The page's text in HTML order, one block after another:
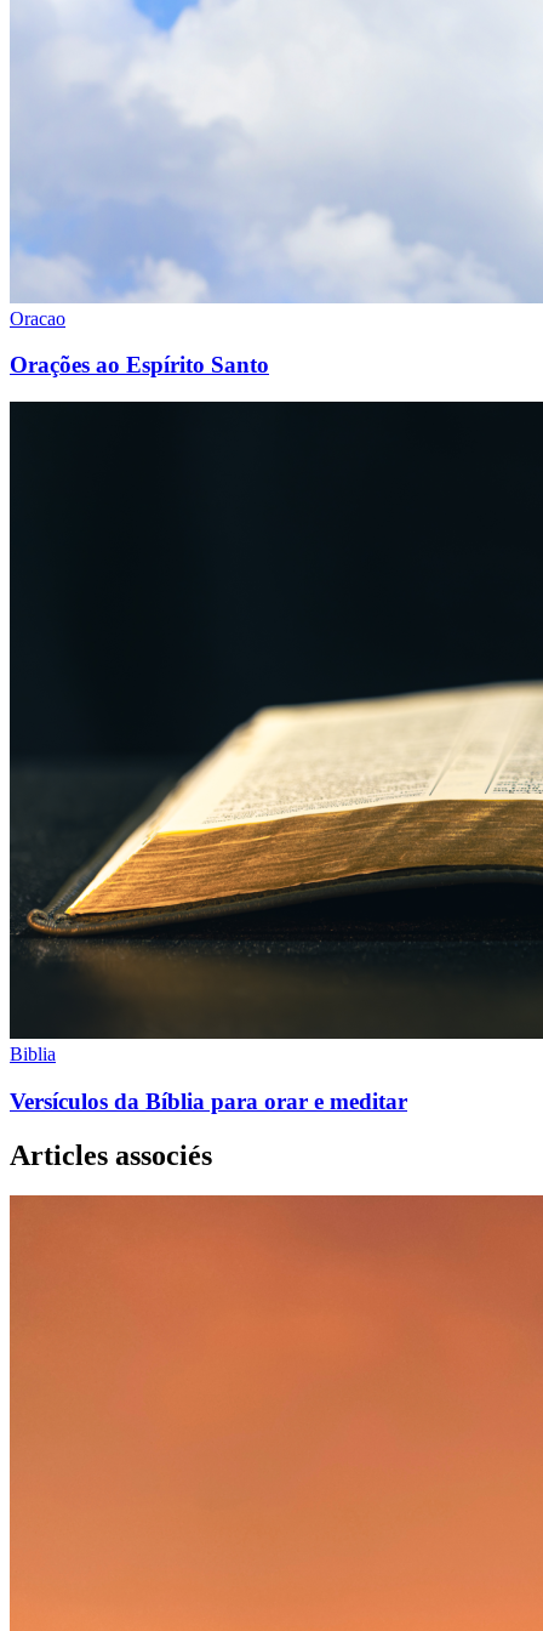
Oracao
Orações ao Espírito Santo
Biblia
Versículos da Bíblia para orar e meditar
Articles associés